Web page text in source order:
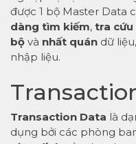
được 1 bộ Master Data
dàng tìm kiếm, tra cứu
bộ và nhất quán dữ
nhập liệu.
Transaction Data là
dụng bởi các phòng